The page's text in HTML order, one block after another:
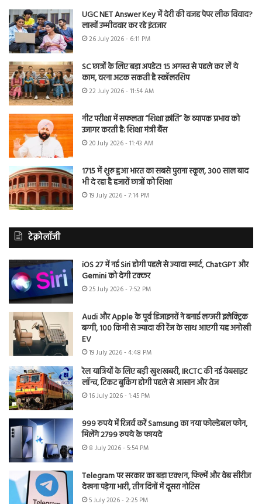
UGC NET Answer Key में देरी की वजह पेपर लीक विवाद?
लाखों उम्मीदवार कर रहे इंतजार
26 July 2026 - 6:11 PM
SC छात्रों के लिए बड़ा अपडेट! 15 अगस्त से पहले कर लें ये
काम, वरना अटक सकती है स्कॉलरशिप
22 July 2026 - 11:54 AM
नीट परीक्षा में सफलता “शिक्षा क्रांति” के व्यापक प्रभाव को
उजागर करती है: शिक्षा मंत्री बैंस
20 July 2026 - 11:43 AM
1715 में शुरू हुआ भारत का सबसे पुराना स्कूल, 300 साल बाद
भी दे रहा है हजारों छात्रों को शिक्षा
19 July 2026 - 7:14 PM
टेक्नोलॉजी
iOS 27 में नई Siri होगी पहले से ज्यादा स्मार्ट, ChatGPT और
Gemini को देगी टक्कर
25 July 2026 - 7:52 PM
Audi और Apple के पूर्व डिजाइनरों ने बनाई लग्जरी इलेक्ट्रिक
बग्गी, 100 किमी से ज्यादा की रेंज के साथ आएगी यह अनोखी
EV
19 July 2026 - 4:48 PM
रेल यात्रियों के लिए बड़ी खुशखबरी, IRCTC की नई वेबसाइट
लॉन्च, टिकट बुकिंग होगी पहले से आसान और तेज
16 July 2026 - 1:45 PM
999 रुपये में रिजर्व करें Samsung का नया फोल्डेबल फोन,
मिलेंगे 2799 रुपये के फायदे
8 July 2026 - 5:54 PM
Telegram पर सरकार का बड़ा एक्शन, फिल्में और वेब सीरीज
देखना पड़ेगा भारी, तीन दिनों में दूसरा नोटिस
5 July 2026 - 2:25 PM